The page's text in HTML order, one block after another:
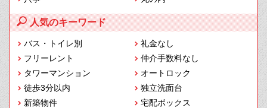
人気のキーワード
バス・トイレ別
礼金なし
フリーレント
仲介手数料なし
タワーマンション
オートロック
徒歩3分以内
独立洗面台
新築物件
宅配ボックス